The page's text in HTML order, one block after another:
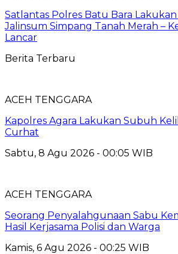
Satlantas Polres Batu Bara
Jalinsum Simpang Tanah Merah –
Lancar
Berita Terbaru
ACEH TENGGARA
Kapolres Agara Lakukan Subuh
Curhat
Sabtu, 8 Agu 2026 - 00:05 WIB
ACEH TENGGARA
Seorang Penyalahgunaan Sabu
Hasil Kerjasama Polisi dan Warga
Kamis, 6 Agu 2026 - 00:25 WIB